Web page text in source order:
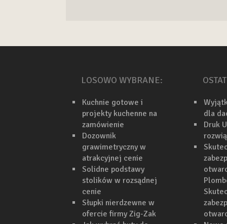
LOSOWO WYBRANE:
Kuchnie gotowe i
projekty kuchenne na
zamówienie
Dozownik
grawimetryczny w
atrakcyjnej cenie
Solidne podstawy
stolików w rozsądnej
cenie
Słupki nierdzewne w
ofercie firmy Zig-Zak
dla
Druk